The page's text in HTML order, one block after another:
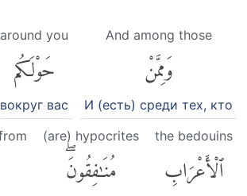
And among those
وَمِمَّنْ
И (есть) среди тех, кто
around you
حَوْلَكُم
вокруг вас
the bedouins
ٱلْأَعْرَابِ
(are) hypocrites
مُنَٰفِقُونَۖ